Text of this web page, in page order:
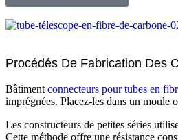
Procédés De Fabrication Des
Bâtimentconnecteurs pour tubes en
imprégnées. Placez-les dans un moule
Les constructeurs de petites séries
Cette méthode offre une résistance